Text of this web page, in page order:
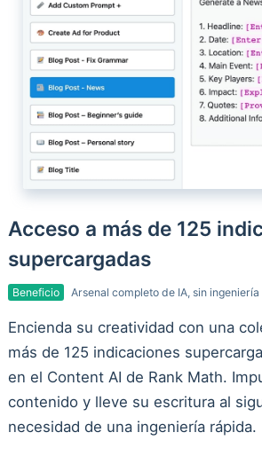
Acceso a más de 125
supercargadas
Beneficio Arsenal completo de IA, sin
Encienda su creatividad con una
más de 125 indicaciones
en el Content AI de Rank Math.
contenido y lleve su escritura al
necesidad de una ingeniería rápida.